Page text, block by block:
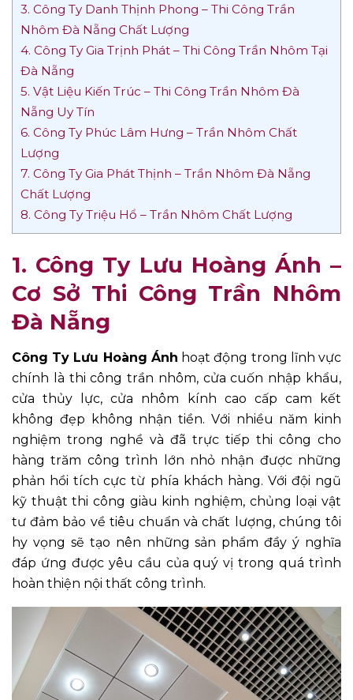
3. Công Ty Danh Thịnh Phong – Thi Công Trần
Nhôm Đà Nẵng Chất Lượng
4. Công Ty Gia Trịnh Phát – Thi Công Trần Nhôm Tại
Đà Nẵng
5. Vật Liệu Kiến Trúc – Thi Công Trần Nhôm Đà
Nẵng Uy Tín
6. Công Ty Phúc Lâm Hưng – Trần Nhôm Chất
Lượng
7. Công Ty Gia Phát Thịnh – Trần Nhôm Đà Nẵng
Chất Lượng
8. Công Ty Triệu Hổ – Trần Nhôm Chất Lượng
1. Công Ty Lưu Hoàng Ánh –
Cơ Sở Thi Công Trần Nhôm
Đà Nẵng
Công Ty Lưu Hoàng Ánh hoạt động trong lĩnh vực
chính là thi công trần nhôm, cửa cuốn nhập khẩu,
cửa thủy lực, cửa nhôm kính cao cấp cam kết
không đẹp không nhận tiền. Với nhiều năm kinh
nghiệm trong nghề và đã trực tiếp thi công cho
hàng trăm công trình lớn nhỏ nhận được những
phản hồi tích cực từ phía khách hàng. Với đội ngũ
kỹ thuật thi công giàu kinh nghiệm, chủng loại vật
tư đảm bảo về tiêu chuẩn và chất lượng, chúng tôi
hy vọng sẽ tạo nên những sản phẩm đầy ý nghĩa
đáp ứng được yêu cầu của quý vị trong quá trình
hoàn thiện nội thất công trình.